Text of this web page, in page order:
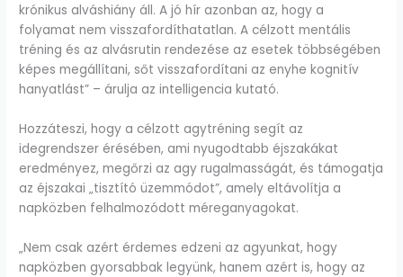
krónikus alváshiány áll. A jó hír azonban az, hogy a
folyamat nem visszafordíthatatlan. A célzott mentális
tréning és az alvásrutin rendezése az esetek többségében
képes megállítani, sőt visszafordítani az enyhe kognitív
hanyatlást” – árulja az intelligencia kutató.
Hozzáteszi, hogy a célzott agytréning segít az
idegrendszer érésében, ami nyugodtabb éjszakákat
eredményez, megőrzi az agy rugalmasságát, és támogatja
az éjszakai „tisztító üzemmódot”, amely eltávolítja a
napközben felhalmozódott méreganyagokat.
„Nem csak azért érdemes edzeni az agyunkat, hogy
napközben gyorsabbak legyünk, hanem azért is, hogy az